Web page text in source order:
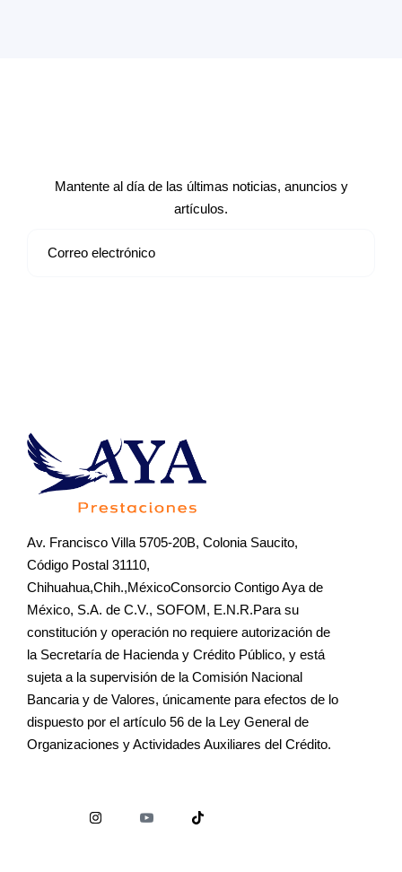
Mantente al día de las últimas noticias, anuncios y
artículos.
Av. Francisco Villa 5705-20B, Colonia Saucito,
Código Postal 31110,
Chihuahua,Chih.,MéxicoConsorcio Contigo Aya de
México, S.A. de C.V., SOFOM, E.N.R.Para su
constitución y operación no requiere autorización de
la Secretaría de Hacienda y Crédito Público, y está
sujeta a la supervisión de la Comisión Nacional
Bancaria y de Valores, únicamente para efectos de lo
dispuesto por el artículo 56 de la Ley General de
Organizaciones y Actividades Auxiliares del Crédito.